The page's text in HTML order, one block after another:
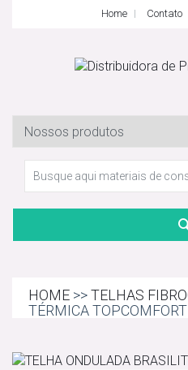
Home Contato
HOME >>TELHAS
TÉRMICA TOPCOMFORT